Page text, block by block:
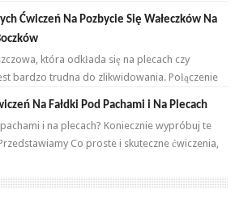
to nie jeden...
Ćwiczeń Na Pozbycie Się Wałeczków Na
która odkłada się na plecach czy
bardzo trudna do zlikwidowania. Połączenie
ćwiczeń oraz ...
Na Fałdki Pod Pachami i Na Plecach
i na plecach? Koniecznie wypróbuj te
Co proste i skuteczne ćwiczenia,